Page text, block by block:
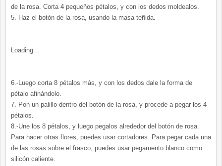
de la rosa. Corta 4 pequeños pétalos, y con los dedos moldealos.
5.-Haz el botón de la rosa, usando la masa teñida.
Loading...
6.-Luego corta 8 pétalos más, y con los dedos dale la forma de
pétalo afinándolo.
7.-Pon un palillo dentro del botón de la rosa, y procede a pegar los 4
pétalos.
8.-Une los 8 pétalos, y luego pegalos alrededor del botón de rosa.
Para hacer otras flores, puedes usar cortadores. Para pegar cada una
de las rosas sobre el frasco, puedes usar pegamento blanco como
silicón caliente.